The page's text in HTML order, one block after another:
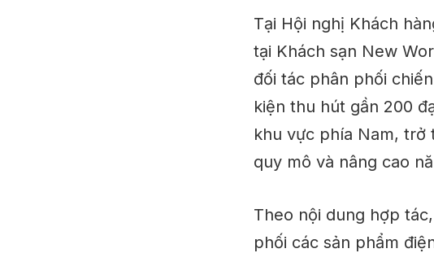
Tại Hội nghị Khách
tại Khách sạn New
đối tác phân phối
kiện thu hút gần 200
khu vực phía Nam, trở
quy mô và nâng cao
Theo nội dung hợp
phối các sản phẩm